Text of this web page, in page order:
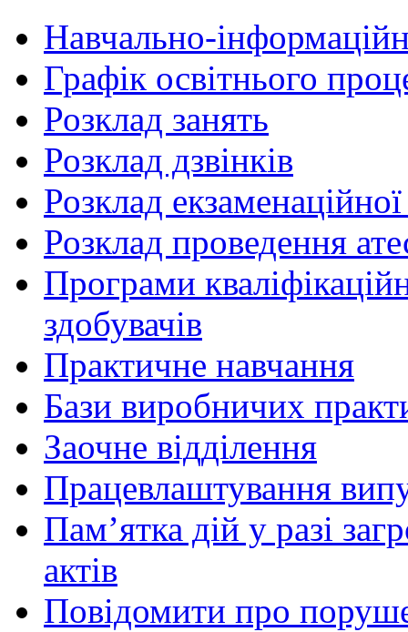
Навчально-
Графік освітнього
Розклад занять
Розклад дзвінків
Розклад екзаменаційної
Розклад проведення
Програми
здобувачів
Практичне навчання
Бази виробничих
Заочне відділення
Працевлаштування
Пам’ятка дій у разі
актів
Повідомити про